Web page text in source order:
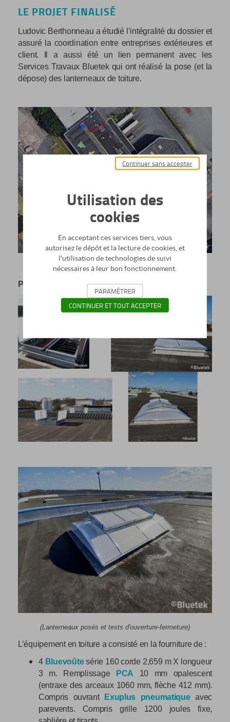
LE PROJET FINALISÉ
Ludovic Berthonneau a étudié l’intégralité du dossier et
assuré la coordination entre entreprises extérieures et
client. Il a aussi été un lien permanent avec les
Services Travaux Bluetek qui ont réalisé la pose (et la
dépose) des lanterneaux de toiture.
(Vue Google Earth avec implantation des lanterneaux
Portfolio
(Lanterneaux posés et tests d'ouverture-fermeture)
L’équipement en toiture a consisté en la fourniture de :
4 Bluevoûtesérie 160 corde 2,659 m X longueur
3 m. Remplissage
PCA 10 mm opalescent
(entraxe des arceaux 1060 mm, flèche 412 mm).
Compris ouvrant
Exuplus pneumatiqueavec
parevents. Compris grille 1200 joules fixe,
Utilisation des
cookies
En acceptant ces services tiers, vous
autorisez le dépôt et la lecture de cookies, et
l'utilisation de technologies de suivi
nécessaires à leur bon fonctionnement.
Continuer sans accepter
PARAMÉTRER
CONTINUER ET TOUT ACCEPTER